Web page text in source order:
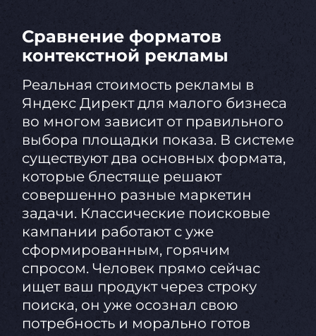
Сравнение форматов
контекстной рекламы
Реальная стоимость рекламы в
Яндекс Директ для малого бизнеса
во многом зависит от правильного
выбора площадки показа. В системе
существуют два основных формата,
которые блестяще решают
совершенно разные маркетин
задачи. Классические поисковые
кампании работают с уже
сформированным, горячим
спросом. Человек прямо сейчас
ищет ваш продукт через строку
поиска, он уже осознал свою
потребность и морально готов